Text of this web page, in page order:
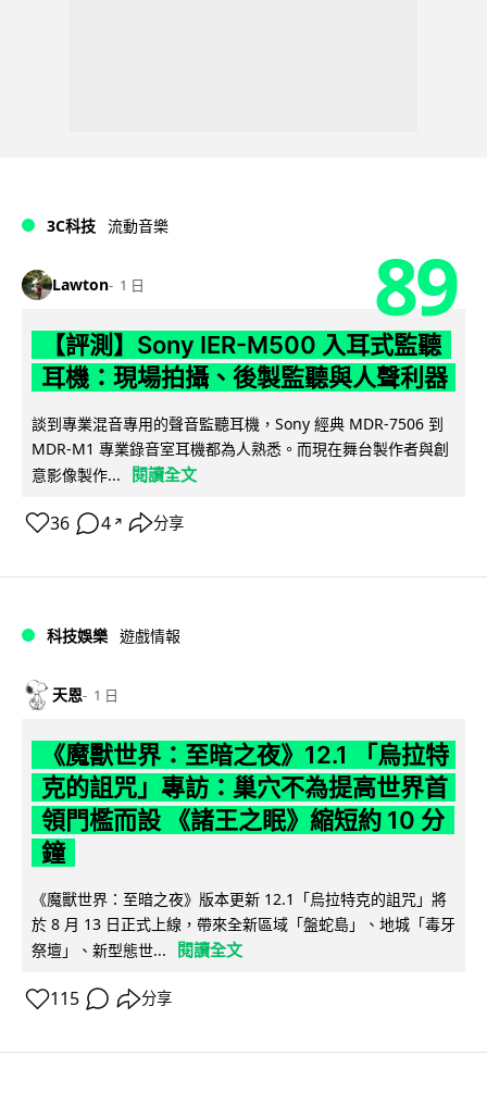
3C科技 流動音樂
Lawton 1 日 89
【評測】Sony IER-M500 入耳式監聽
耳機：現場拍攝、後製監聽與人聲利器
談到專業混音專用的聲音監聽耳機，Sony 經典 MDR-7506 到
MDR-M1 專業錄音室耳機都為人熟悉。而現在舞台製作者與創
意影像製作...
閱讀全文
36 4 ↗ 分享
科技娛樂 遊戲情報
天恩 1 日
《魔獸世界：至暗之夜》12.1 「烏拉特
克的詛咒」專訪：巢穴不為提高世界首
領門檻而設 《諸王之眠》縮短約 10 分
鐘
《魔獸世界：至暗之夜》版本更新 12.1「烏拉特克的詛咒」將
於 8 月 13 日正式上線，帶來全新區域「盤蛇島」、地城「毒牙
祭壇」、新型態世...
閱讀全文
115 分享